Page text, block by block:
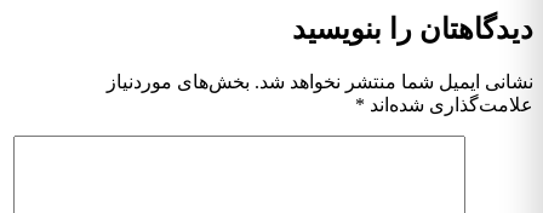
دیدگاهتان را بنویسید
نشانی ایمیل شما منتشر نخواهد شد. بخش‌های موردنیاز
علامت‌گذاری شده‌اند *